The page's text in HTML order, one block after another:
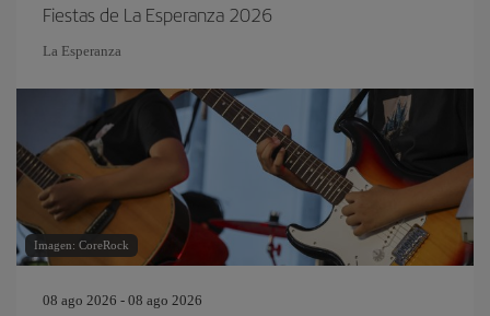
Fiestas de La Esperanza 2026
La Esperanza
Imagen: CoreRock
08 ago 2026 - 08 ago 2026